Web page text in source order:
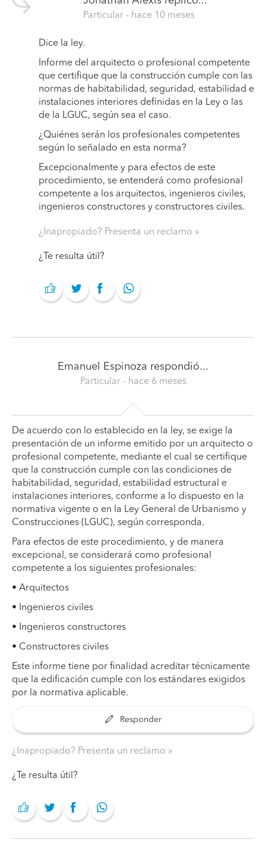
Particular - hace 10 meses
Dice la ley.
Informe del arquitecto o profesional competente
que certifique que la construcción cumple con las
normas de habitabilidad, seguridad, estabilidad e
instalaciones interiores definidas en la Ley o las
de la LGUC, según sea el caso.
¿Quiénes serán los profesionales competentes
según lo señalado en esta norma?
Excepcionalmente y para efectos de este
procedimiento, se entenderá como profesional
competente a los arquitectos, ingenieros civiles,
ingenieros constructores y constructores civiles.
¿Inapropiado? Presenta un reclamo
¿Te resulta útil?
Emanuel Espinoza respondió...
Particular - hace 6 meses
De acuerdo con lo establecido en la ley, se exige la
presentación de un informe emitido por un arquitecto o
profesional competente, mediante el cual se certifique
que la construcción cumple con las condiciones de
habitabilidad, seguridad, estabilidad estructural e
instalaciones interiores, conforme a lo dispuesto en la
normativa vigente o en la Ley General de Urbanismo y
Construcciones (LGUC), según corresponda.
Para efectos de este procedimiento, y de manera
excepcional, se considerará como profesional
competente a los siguientes profesionales:
• Arquitectos
• Ingenieros civiles
• Ingenieros constructores
• Constructores civiles
Este informe tiene por finalidad acreditar técnicamente
que la edificación cumple con los estándares exigidos
por la normativa aplicable.
Responder
¿Inapropiado? Presenta un reclamo
¿Te resulta útil?